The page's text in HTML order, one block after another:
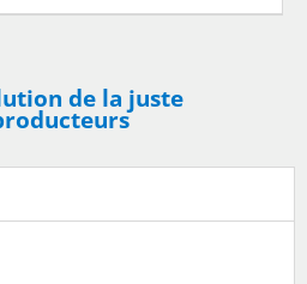
de la juste